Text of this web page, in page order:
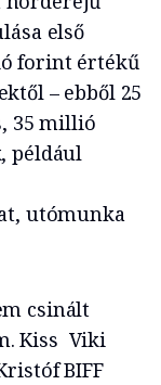
első
forint értékű
– ebből 25
35 millió
például
utómunka
csinált
Kiss Viki
BIFF